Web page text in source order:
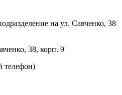
на ул. Савченко, 38
38, корп. 9
телефон)